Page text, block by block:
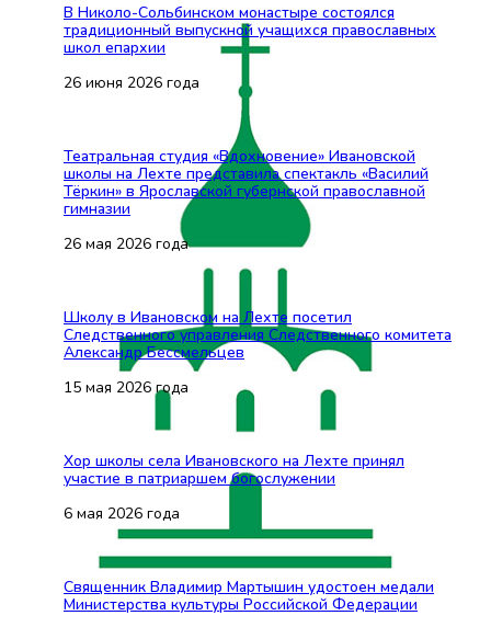
В Николо-Сольбинском монастыре состоялся
традиционный выпускной учащихся православных
школ епархии
26 июня 2026 года
Театральная студия «Вдохновение» Ивановской
школы на Лехте представила спектакль «Василий
Тёркин» в Ярославской губернской православной
гимназии
26 мая 2026 года
Школу в Ивановском на Лехте посетил
Следственного управления Следственного комитета
Александр Бессмельцев
15 мая 2026 года
Хор школы села Ивановского на Лехте принял
участие в патриаршем богослужении
6 мая 2026 года
Священник Владимир Мартышин удостоен медали
Министерства культуры Российской Федерации